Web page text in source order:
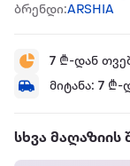
ბრენდი:ARSHIA
7 ₾-დან
მიტანა: 7 ₾-
სხვა მაღაზიის